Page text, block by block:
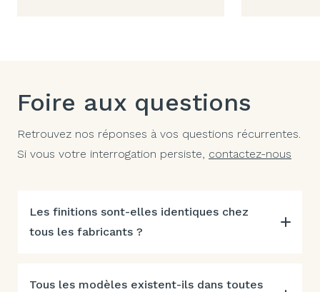
Foire aux questions
Retrouvez nos réponses à vos questions récurrentes.
Si vous votre interrogation persiste, contactez-nous
Les finitions sont-elles identiques chez
tous les fabricants ?
Tous les modèles existent-ils dans toutes